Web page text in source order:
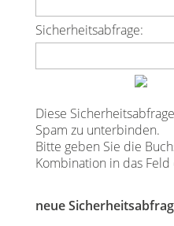
Sicherheitsabfrage:
Diese
Spam zu unterbinden.
Bitte geben Sie die
Kombination in das Feld
neue